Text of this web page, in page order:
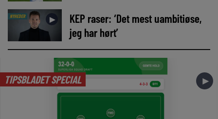
NYHEDER ►
KEP raser: ‘Det mest uambitiøse,
jeg har hørt’
TIPSBLADET SPECIAL ►